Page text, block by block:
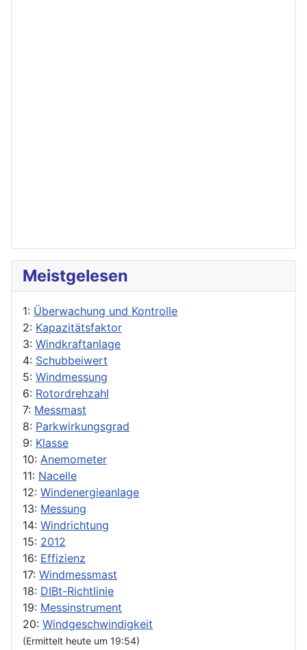
Meistgelesen
1: Überwachung und Kontrolle
2: Kapazitätsfaktor
3: Windkraftanlage
4: Schubbeiwert
5: Windmessung
6: Rotordrehzahl
7: Messmast
8: Parkwirkungsgrad
9: Klasse
10: Anemometer
11: Nacelle
12: Windenergieanlage
13: Messung
14: Windrichtung
15: 2012
16: Effizienz
17: Windmessmast
18: DIBt-Richtlinie
19: Messinstrument
20: Windgeschwindigkeit
(Ermittelt heute um 19:54)